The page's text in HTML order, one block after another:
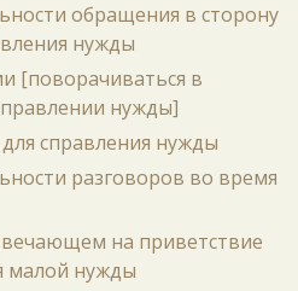
обращения в сторону
нужды
[поворачиваться в
нужды]
справления нужды
разговоров во время
на приветствие
малой нужды